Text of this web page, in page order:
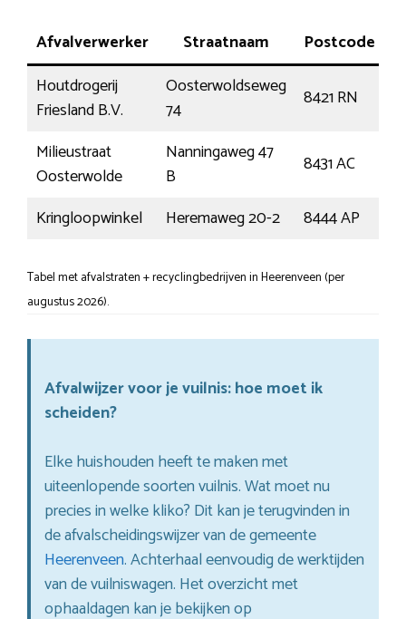
Afvalverwerker Straatnaam
Postcode
Houtdrogerij
Friesland B.V.
Oosterwoldseweg
74
8421 RN
Milieustraat
Oosterwolde
Nanningaweg 47
B
8431 AC
Kringloopwinkel
Heremaweg 20-2 8444 AP
Tabel met afvalstraten + recyclingbedrijven in Heerenveen (per
augustus 2026).
Afvalwijzer voor je vuilnis: hoe moet ik
scheiden?
Elke huishouden heeft te maken met
uiteenlopende soorten vuilnis. Wat moet nu
precies in welke kliko? Dit kan je terugvinden in
de afvalscheidingswijzer van de gemeente
Heerenveen. Achterhaal eenvoudig de werktijden
van de vuilniswagen. Het overzicht met
ophaaldagen kan je bekijken op